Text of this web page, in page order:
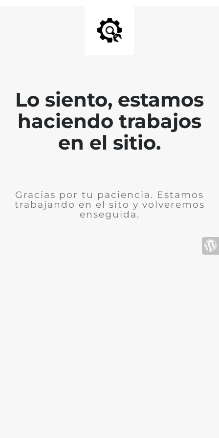
Lo siento, estamos
haciendo trabajos
en el sitio.
Gracias por tu paciencia. Estamos
trabajando en el sito y volveremos
enseguida.